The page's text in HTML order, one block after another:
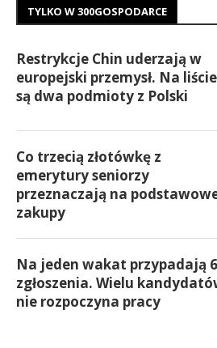
TYLKO W 300GOSPODARCE
Restrykcje Chin uderzają w
europejski przemysł. Na liście
są dwa podmioty z Polski
Co trzecią złotówkę z
emerytury seniorzy
przeznaczają na
zakupy
Na jeden wakat przypadają
zgłoszenia. Wielu
nie rozpoczyna pracy